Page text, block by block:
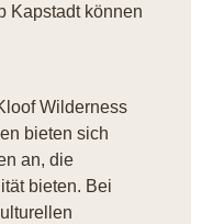
Kapstadt können
Wilderness
bieten sich
an, die
bieten. Bei